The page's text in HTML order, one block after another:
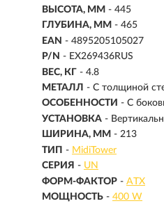
ВЫСОТА, ММ - 445
ГЛУБИНА, ММ - 465
EAN - 4895205105027
P/N - EX269436RUS
ВЕС, КГ - 4.8
МЕТАЛЛ - С толщиной
ОСОБЕННОСТИ - С
УСТАНОВКА -
ШИРИНА, ММ - 213
ТИП - MidiTower
СЕРИЯ - UN
ФОРМ-ФАКТОР - ATX
МОЩНОСТЬ - 400 W